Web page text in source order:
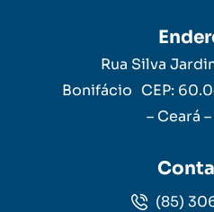
Rua Silva
Bonifácio CEP:
– Ceará
(85)